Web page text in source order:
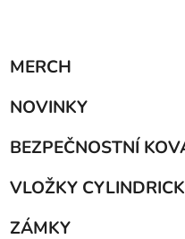
Přeskočit
kategorie
MERCH
NOVINKY
BEZPEČNOSTNÍ
VLOŽKY
ZÁMKY